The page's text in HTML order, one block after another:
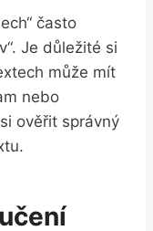
často⁤
Je ⁢důležité ​si
může mít
⁢nebo
⁤ověřit ‍správný